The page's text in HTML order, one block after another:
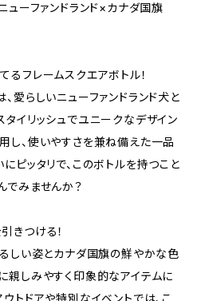
ーファンドランド×カナダ国旗
フレームスクエアボトル！
愛らしいニューファンドランド犬と
タイリッシュでユニークなデザイン
し、使いやすさを兼ね備えた一品
ピッタリで、このボトルを持つこと
でみませんか？
きつける！
るしい姿とカナダ国旗の鮮やかな色
親しみやすく印象的なアイテムに
トドアや特別なイベントでは、こ